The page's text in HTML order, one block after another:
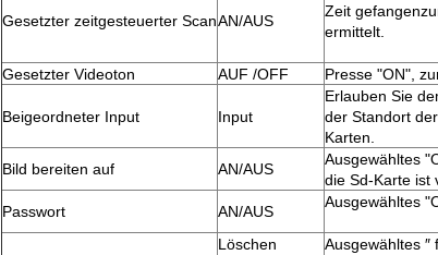
Gesetzter zeitgesteuerter ScanAN/AUS
Zeit
ermittelt.
Gesetzter Videoton AUF /OFF Presse "ON",
Beigeordneter Input Input
Erlauben Sie
der Standort
Karten.
Bild bereiten auf
AN/AUS
Ausgewähltes
die Sd-Karte ist
Passwort
AN/AUS
Ausgewähltes
Löschen
Ausgewähltes ″